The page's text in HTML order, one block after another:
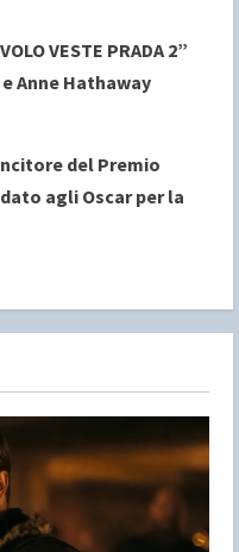
VESTE PRADA 2”
Anne Hathaway
del Premio
agli Oscar per la